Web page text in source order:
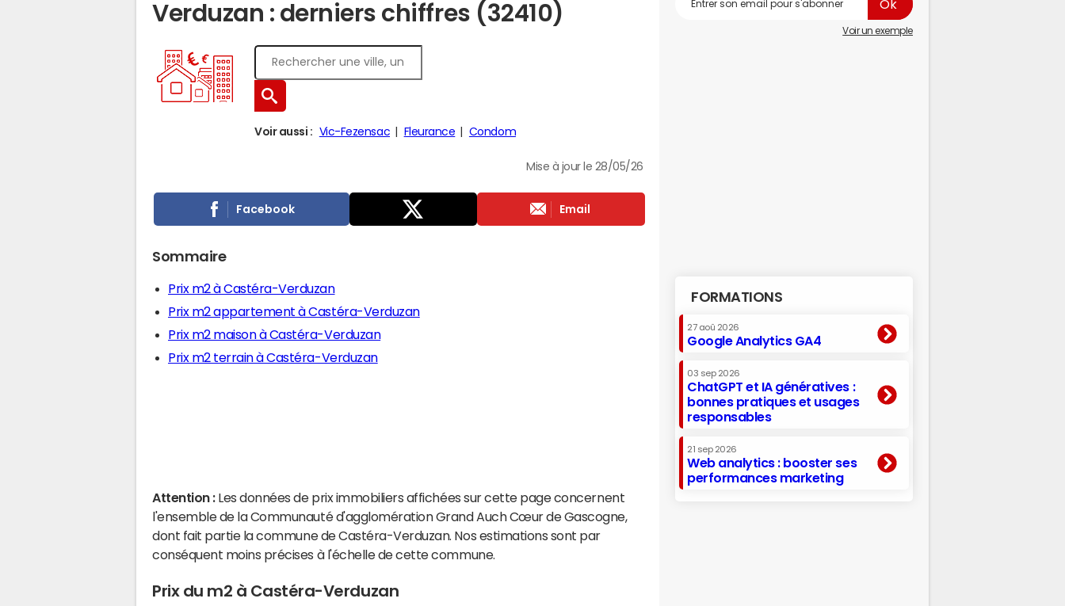
Verduzan : derniers chiffres (32410)
Voir aussi : Vic-Fezensac Fleurance Condom
Mise à jour le 28/05/26
Facebook Email
Sommaire
Prix m2 à Castéra-Verduzan
Prix m2 appartement à Castéra-Verduzan
Prix m2 maison à Castéra-Verduzan
Prix m2 terrain à Castéra-Verduzan
Attention : Les données de prix immobiliers affichées sur cette page concernent
l'ensemble de la Communauté d'agglomération Grand Auch Cœur de Gascogne,
dont fait partie la commune de Castéra-Verduzan. Nos estimations sont par
conséquent moins précises à l'échelle de cette commune.
Prix du m2 à Castéra-Verduzan
Voir un exemple
FORMATIONS
27 aoû 2026
Google Analytics GA4
03 sep 2026
ChatGPT et IA génératives :
bonnes pratiques et usages
responsables
21 sep 2026
Web analytics : booster ses
performances marketing